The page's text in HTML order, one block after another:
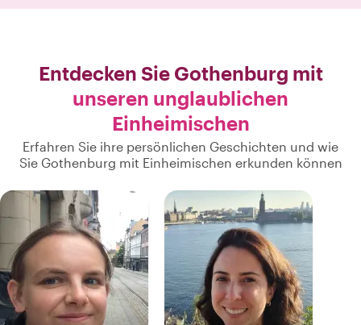
Entdecken Sie Gothenburg mit
unseren unglaublichen
Einheimischen
Erfahren Sie ihre persönlichen Geschichten und wie
Sie Gothenburg mit Einheimischen erkunden können